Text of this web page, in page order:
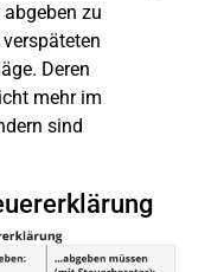
zu
Deren
mehr im
sind